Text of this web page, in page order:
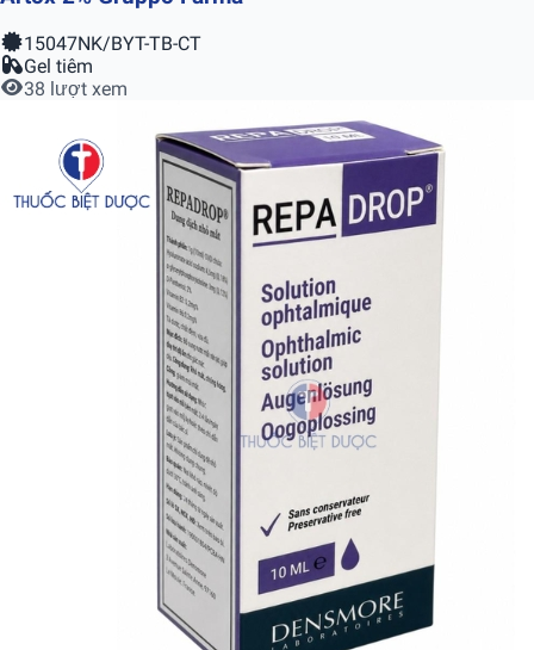
15047NK/BYT-TB-CT
Gel tiêm
38 lượt xem